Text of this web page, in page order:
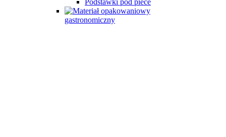
Podstawki pod piece